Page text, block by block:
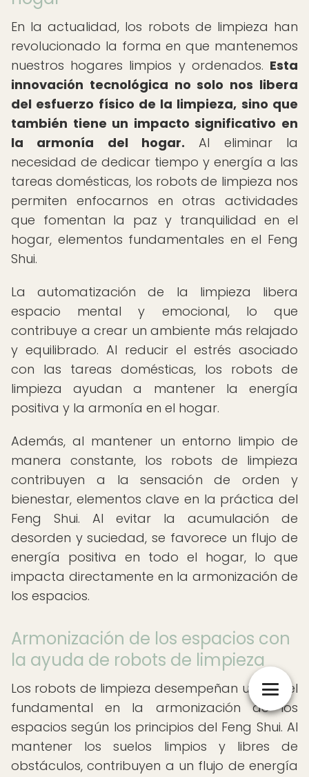
En la actualidad, los robots de limpieza han
revolucionado la forma en que mantenemos
nuestros hogares limpios y ordenados. Esta
innovación tecnológica no solo nos libera
del esfuerzo físico de la limpieza, sino que
también tiene un impacto significativo en
la armonía del hogar. Al eliminar la
necesidad de dedicar tiempo y energía a las
tareas domésticas, los robots de limpieza nos
permiten enfocarnos en otras actividades
que fomentan la paz y tranquilidad en el
hogar, elementos fundamentales en el Feng
Shui.
La automatización de la limpieza libera
espacio mental y emocional, lo que
contribuye a crear un ambiente más relajado
y equilibrado. Al reducir el estrés asociado
con las tareas domésticas, los robots de
limpieza ayudan a mantener la energía
positiva y la armonía en el hogar.
Además, al mantener un entorno limpio de
manera constante, los robots de limpieza
contribuyen a la sensación de orden y
bienestar, elementos clave en la práctica del
Feng Shui. Al evitar la acumulación de
desorden y suciedad, se favorece un flujo de
energía positiva en todo el hogar, lo que
impacta directamente en la armonización de
los espacios.
Armonización de los espacios con
la ayuda de robots de limpieza
Los robots de limpieza desempeñan un papel
fundamental en la armonización de los
espacios según los principios del Feng Shui. Al
mantener los suelos limpios y libres de
obstáculos, contribuyen a un flujo de energía